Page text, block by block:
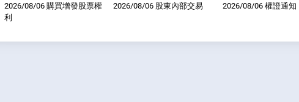
2026/08/06 購買增發股票權
利
2026/08/06 股東內部交易 2026/08/06 權證通知